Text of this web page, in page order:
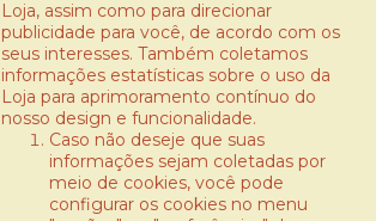
Loja, assim como para direcionar
publicidade para você, de acordo com os
seus interesses. Também coletamos
informações estatísticas sobre o uso da
Loja para aprimoramento contínuo do
nosso design e funcionalidade.
Caso não deseje que suas
informações sejam coletadas por
meio de cookies, você pode
configurar os cookies no menu